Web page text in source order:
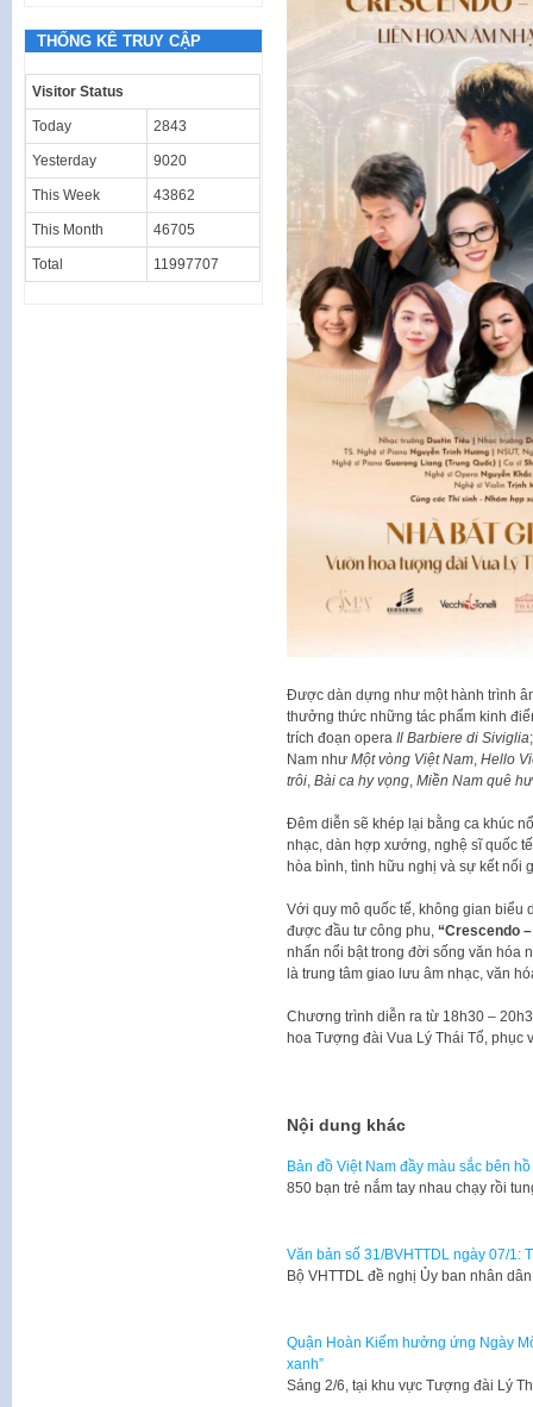
Được dàn dựng như một hành trình
thưởng thức những tác phẩm kinh
trích đoạn opera Il Barbiere di Siviglia
Nam như Một vòng Việt Nam, Hello
trôi, Bài ca hy vọng, Miền Nam quê
Đêm diễn sẽ khép lại bằng ca khúc
nhạc, dàn hợp xướng, nghệ sĩ quốc
hòa bình, tình hữu nghị và sự kết nối
Với quy mô quốc tế, không gian biểu
được đầu tư công phu, “Crescendo
nhấn nổi bật trong đời sống văn hóa
là trung tâm giao lưu âm nhạc, văn
Chương trình diễn ra từ 18h30 –
hoa Tượng đài Vua Lý Thái Tổ,
Nội dung khác
Bản đồ Việt Nam đầy màu sắc bên
850 bạn trẻ nắm tay nhau chạy rồi
Văn bản số 31/BVHTTDL ngày 07/1:
Bộ VHTTDL đề nghị Ủy ban nhân
Quận Hoàn Kiếm hưởng ứng Ngày
xanh”
Sáng 2/6, tại khu vực Tượng đài Lý
THỐNG KÊ TRUY CẬP
Visitor Status
Today 2843
Yesterday 9020
This Week 43862
This Month 46705
Total 11997707